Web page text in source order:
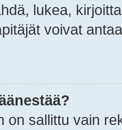
lukea,
voivat
on sallittu vain